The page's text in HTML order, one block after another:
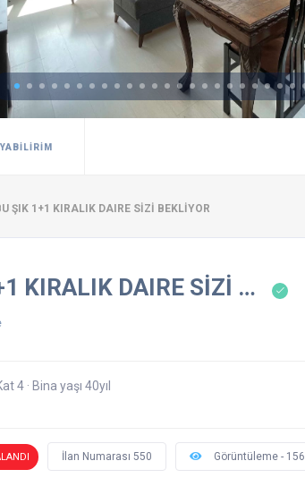
ŞIK 1+1 KIRALIK DAIRE SİZİ BEKLİYOR
KIRALIK DAIRE SİZİ …
4 · Bina yaşı 40yıl
İlan Numarası 550 Görüntüleme - 156